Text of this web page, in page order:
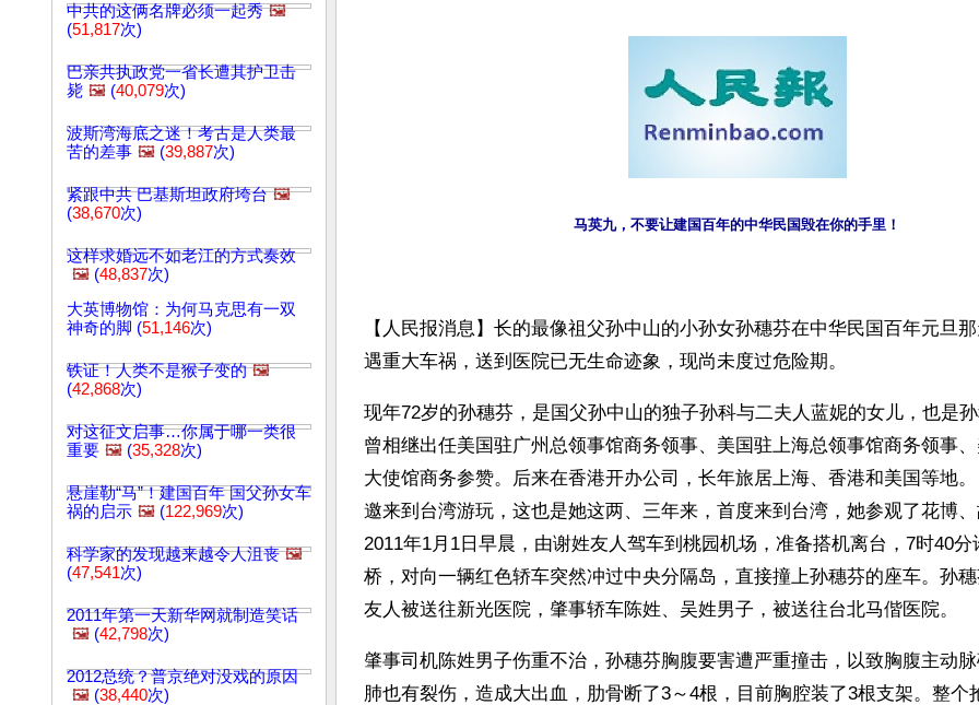
中共的这俩名牌必须一起秀 🖼️
(51,817次)
巴亲共执政党一省长遭其护卫击
毙 🖼️ (40,079次)
波斯湾海底之迷！考古是人类最
苦的差事 🖼️ (39,887次)
紧跟中共 巴基斯坦政府垮台 🖼️
(38,670次)
这样求婚远不如老江的方式奏效
🖼️ (48,837次)
大英博物馆：为何马克思有一双
神奇的脚 (51,146次)
铁证！人类不是猴子变的 🖼️
(42,868次)
对这征文启事…你属于哪一类很
重要 🖼️ (35,328次)
悬崖勒“马”！建国百年 国父孙女车
祸的启示 🖼️ (122,969次)
科学家的发现越来越令人沮丧 🖼️
(47,541次)
2011年第一天新华网就制造笑话
🖼️ (42,798次)
2012总统？普京绝对没戏的原因
🖼️ (38,440次)
马英九，不要让建国百年的中华民国毁在你的手里！
【人民报消息】长的最像祖父孙中山的小孙女孙穗芬在中华民国百年元旦
遇重大车祸，送到医院已无生命迹象，现尚未度过危险期。
现年72岁的孙穗芬，是国父孙中山的独子孙科与二夫人蓝妮的女儿，也是
曾相继出任美国驻广州总领事馆商务领事、美国驻上海总领事馆商务领事
大使馆商务参赞。后来在香港开办公司，长年旅居上海、香港和美国等地
邀来到台湾游玩，这也是她这两、三年来，首度来到台湾，她参观了花博
2011年1月1日早晨，由谢姓友人驾车到桃园机场，准备搭机离台，7时40
桥，对向一辆红色轿车突然冲过中央分隔岛，直接撞上孙穗芬的座车。孙
友人被送往新光医院，肇事轿车陈姓、吴姓男子，被送往台北马偕医院。
肇事司机陈姓男子伤重不治，孙穗芬胸腹要害遭严重撞击，以致胸腹主动
肺也有裂伤，造成大出血，肋骨断了3～4根，目前胸腔装了3根支架。整个